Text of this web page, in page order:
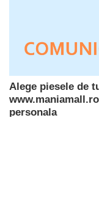
Alege piesele de
personala